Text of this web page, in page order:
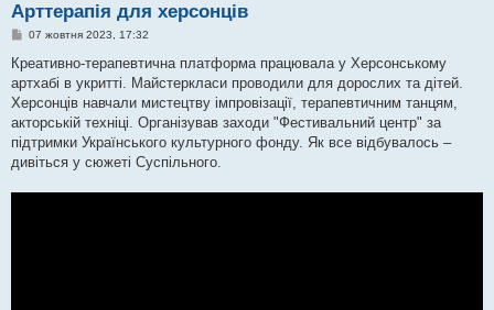
Арттерапія для херсонців
П
в
д
о
м
л
е
н
н
07 жовтня 2023, 17:32
Креативно-терапевтична платформа працювала у Херсонському
артхабі в укритті. Майстеркласи проводили для дорослих та дітей.
Херсонців навчали мистецтву імпровізації, терапевтичним танцям,
акторській техніці. Організував заходи "Фестивальний центр" за
підтримки Українського культурного фонду. Як все відбувалось –
дивіться у сюжеті Суспільного.